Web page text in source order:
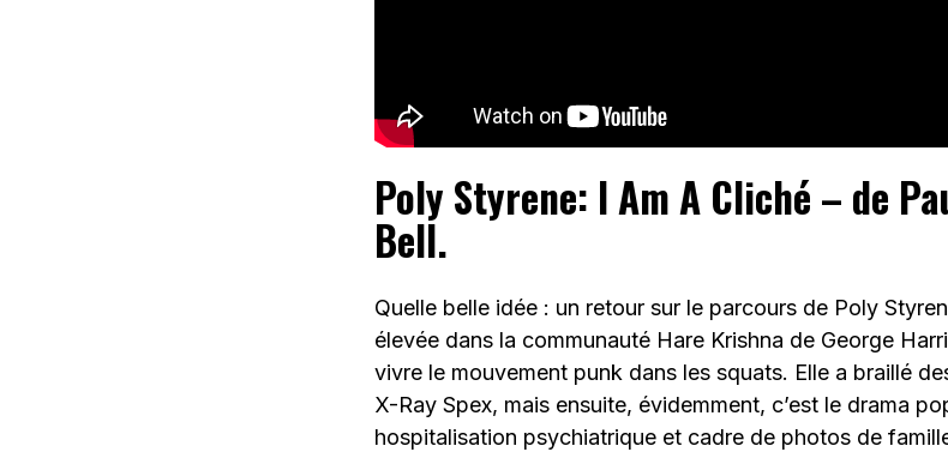
Poly Styrene: I Am A Cliché – de
Bell.
Quelle belle idée : un retour sur le parcours de Poly
élevée dans la communauté Hare Krishna de George
vivre le mouvement punk dans les squats. Elle a braillé
X-Ray Spex, mais ensuite, évidemment, c’est le drama
hospitalisation psychiatrique et cadre de photos de